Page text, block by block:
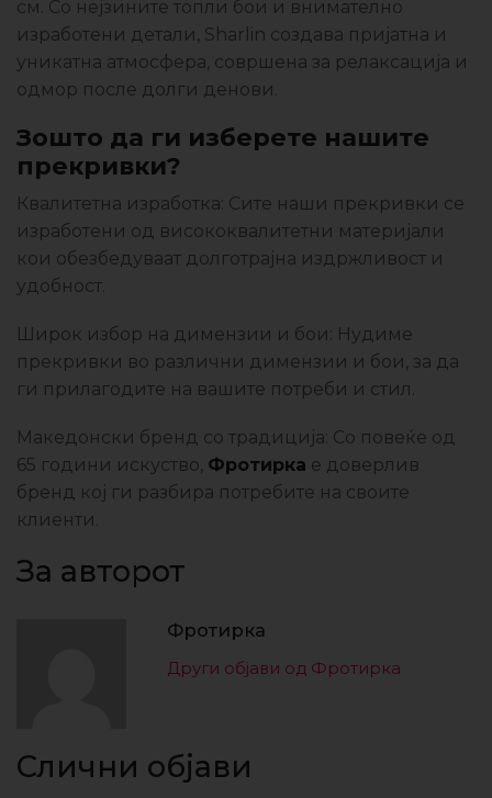
см. Со нејзините топли бои и внимателно
изработени детали, Sharlin создава пријатна и
уникатна атмосфера, совршена за релаксација и
одмор после долги денови.
Зошто да ги изберете нашите
прекривки?
Квалитетна изработка: Сите наши прекривки се
изработени од висококвалитетни материјали
кои обезбедуваат долготрајна издржливост и
удобност.
Широк избор на димензии и бои: Нудиме
прекривки во различни димензии и бои, за да
ги прилагодите на вашите потреби и стил.
Македонски бренд со традиција: Со повеќе од
65 години искуство, Фротирка е доверлив
бренд кој ги разбира потребите на своите
клиенти.
За авторот
Фротирка
Други објави од Фротирка
Слични објави